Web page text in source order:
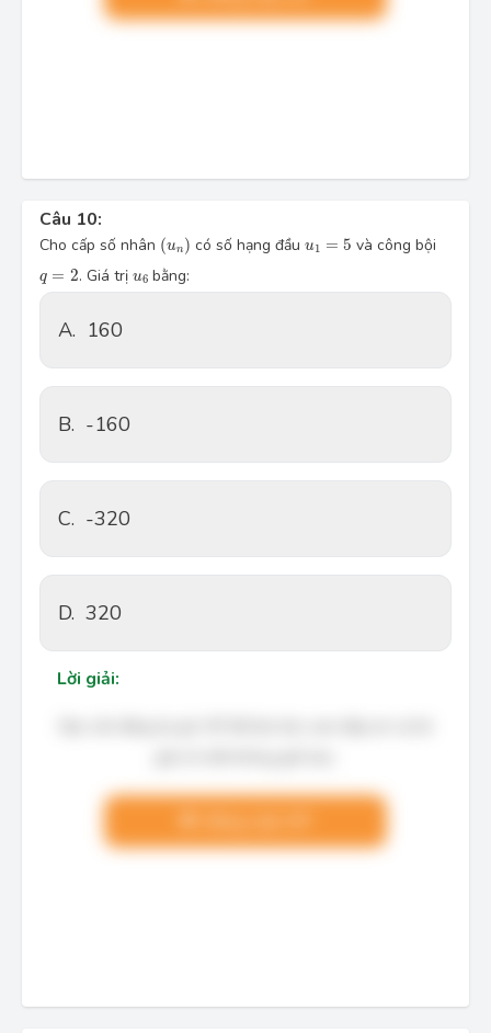
Câu 10:
Cho cấp số nhân (un )
( ) có số hạng đầu u1 = 5
u1 và công bội
q = 2
q . Giá trị u6
u6 bằng:
A. 160
B. -160
C. -320
D. 320
Lời giải: